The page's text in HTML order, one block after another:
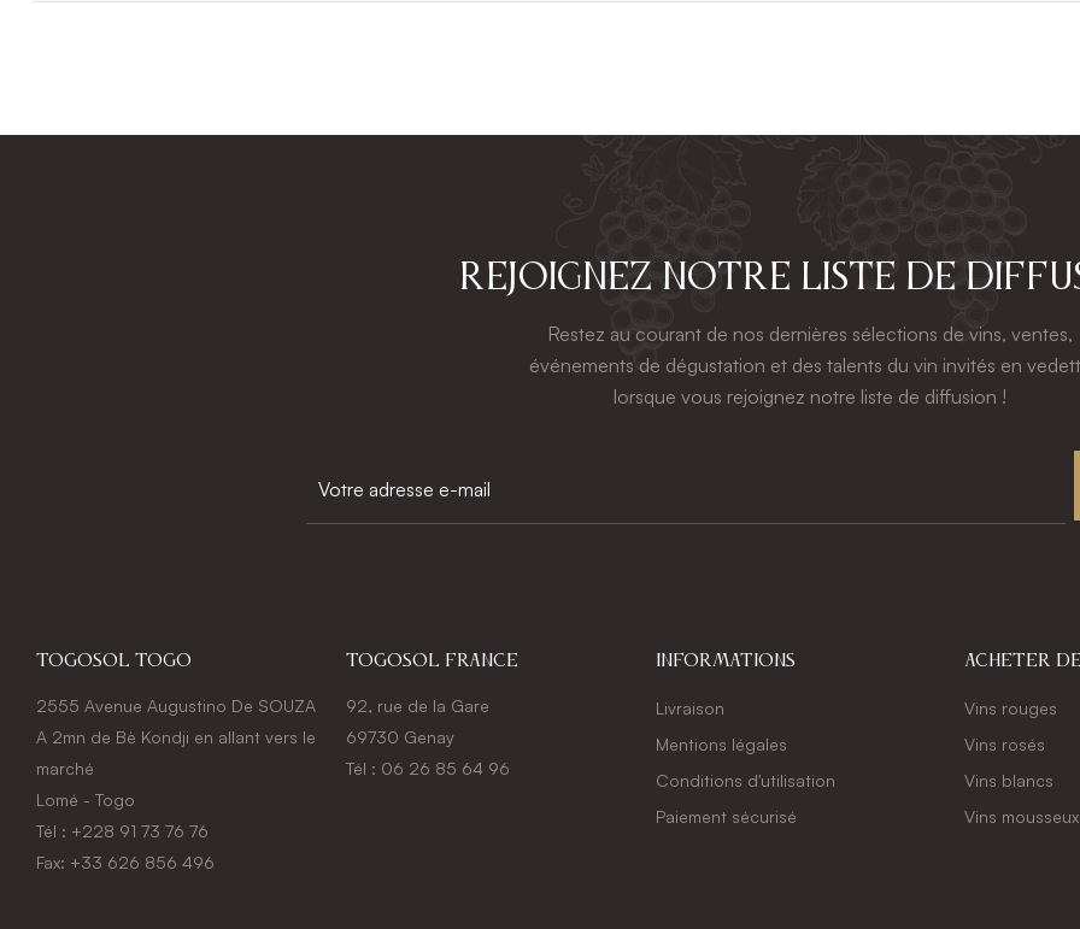
Rejoignez notre liste de
Restez au courant de nos dernières sélections de vins, ventes,
événements de dégustation et des talents du vin invités en
lorsque vous rejoignez notre liste de diffusion !
Togosol Togo
2555 Avenue Augustino De SOUZA
A 2mn de Bè Kondji en allant vers le
marché
Lomé - Togo
Tél : +228 91 73 76 76
Fax: +33 626 856 496
Togosol france
92, rue de la Gare
69730 Genay
Tél : 06 26 85 64 96
Informations
Livraison
Mentions légales
Conditions d'utilisation
Paiement sécurisé
Acheter
Vins rouges
Vins rosés
Vins blancs
Vins mousseux